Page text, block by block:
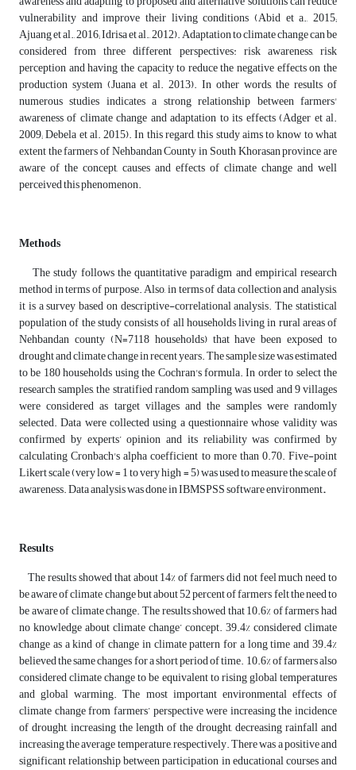
vulnerability and improve their living conditions (Abid et a., 2015;
Ajuang et al., 2016; Idrisa et al., 2012). Adaptation to climate change can be
considered from three different perspectives: risk awareness, risk
perception and having the capacity to reduce the negative effects on the
production system (Juana et al. 2013). In other words, the results of
numerous studies indicates a strong relationship between farmers'
awareness of climate change and adaptation to its effects (Adger et al.
2009; Debela et al. 2015). In this regard, this study aims to know to what
extent the farmers of Nehbandan County in South Khorasan province are
aware of the concept, causes and effects of climate change and well
perceived this phenomenon.
Methods
The study follows the quantitative paradigm and empirical research
method in terms of purpose. Also, in terms of data collection and analysis,
it is a survey based on descriptive-correlational analysis. The statistical
population of the study consists of all households living in rural areas of
Nehbandan county (N=7118 households) that have been exposed to
drought and climate change in recent years. The sample size was estimated
to be 180 households using the Cochran's formula. In order to select the
research samples, the stratified random sampling was used and 9 villages
were considered as target villages and the samples were randomly
selected. Data were collected using a questionnaire whose validity was
confirmed by experts’ opinion and its reliability was confirmed by
calculating Cronbach's alpha coefficient to more than 0.70. Five-point
Likert scale (very low = 1 to very high = 5) was used to measure the scale of
awareness. Data analysis was done in IBMSPSS software environment.
Results
The results showed that about 14% of farmers did not feel much need to
be aware of climate change but about 52 percent of farmers felt the need to
be aware of climate change. The results showed that 10.6% of farmers had
no knowledge about climate change’ concept. 39.4% considered climate
change as a kind of change in climate pattern for a long time and 39.4%
believed the same changes for a short period of time. 10.6% of farmers also
considered climate change to be equivalent to rising global temperatures
and global warming. The most important environmental effects of
climate change from farmers’ perspective were increasing the incidence
of drought, increasing the length of the drought, decreasing rainfall and
increasing the average temperature, respectively. There was a positive and
significant relationship between participation in educational courses and